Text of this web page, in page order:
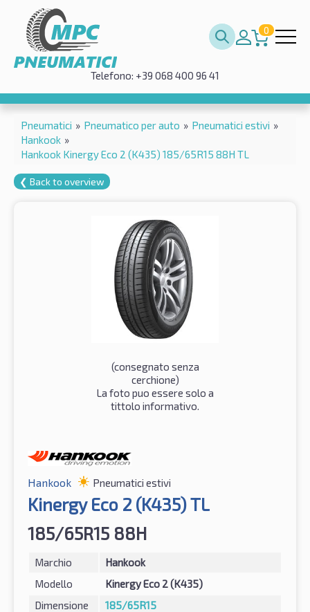
0
Telefono: +39 068 400 96 41
Pneumatici » Pneumatico per auto » Pneumatici estivi »
Hankook »
Hankook Kinergy Eco 2 (K435) 185/65R15 88H TL
❮ Back to overview
(consegnato senza
cerchione)
La foto puo essere solo a
tittolo informativo.
Hankook Pneumatici estivi
Kinergy Eco 2 (K435) TL
185/65R15 88H
Marchio
Hankook
Modello
Kinergy Eco 2 (K435)
Dimensione
185/65R15